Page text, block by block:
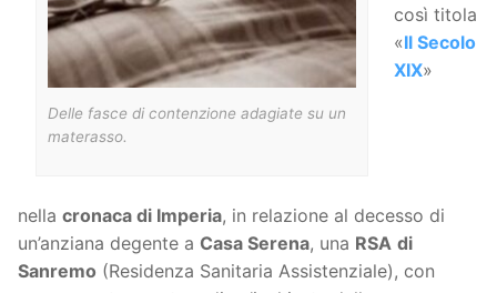
Delle fasce di contenzione adagiate su un
materasso.
così titola
«Il Secolo
XIX»
nella cronaca di Imperia, in relazione al decesso di
un’anziana degente a Casa Serena, una RSA di
Sanremo (Residenza Sanitaria Assistenziale), con